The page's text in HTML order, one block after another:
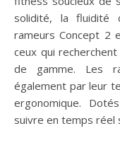
solidité, la fluidité
rameurs Concept 2
ceux qui
de gamme. Les
également par leur
ergonomique.
suivre en temps